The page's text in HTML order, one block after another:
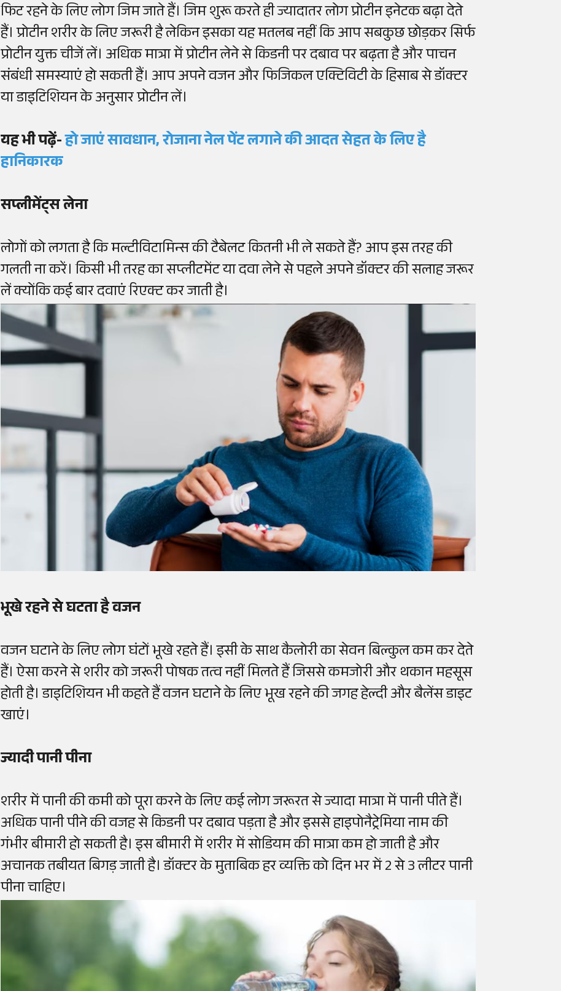
फिट रहने के लिए लोग जिम जाते हैं। जिम शुरू करते ही ज्यादातर लोग प्रोटीन इनेटक बढ़ा देते
हैं। प्रोटीन शरीर के लिए जरूरी है लेकिन इसका यह मतलब नहीं कि आप सबकुछ छोड़कर सिर्फ
प्रोटीन युक्त चीजें लें। अधिक मात्रा में प्रोटीन लेने से किडनी पर दबाव पर बढ़ता है और पाचन
संबंधी समस्याएं हो सकती हैं। आप अपने वजन और फिजिकल एक्टिविटी के हिसाब से डॉक्टर
या डाइटिशियन के अनुसार प्रोटीन लें।
यह भी पढ़ें-हो जाएं सावधान, रोजानानेलपेंटलगाने की आदत सेहतकेलिएहै
हानिकारक
सप्लीमेंट्स लेना
लोगों को लगता है कि मल्टीविटामिन्स की टैबेलट कितनी भी ले सकते हैं? आप इस तरह की
गलती ना करें। किसी भी तरह का सप्लीटमेंट या दवा लेने से पहले अपने डॉक्टर की सलाह जरूर
लें क्योंकि कई बार दवाएं रिएक्ट कर जाती है।
भूखे रहने से घटता है वजन
वजन घटाने के लिए लोग घंटों भूखे रहते हैं। इसी के साथ कैलोरी का सेवन बिल्कुल कम कर देते
हैं। ऐसा करने से शरीर को जरूरी पोषक तत्व नहीं मिलते हैं जिससे कमजोरी और थकान महसूस
होती है। डाइटिशियन भी कहते हैं वजन घटाने के लिए भूख रहने की जगह हेल्दी और बैलेंस डाइट
खाएं।
ज्यादी पानी पीना
शरीर में पानी की कमी को पूरा करने के लिए कई लोग जरूरत से ज्यादा मात्रा में पानी पीते हैं।
अधिक पानी पीने की वजह से किडनी पर दबाव पड़ता है और इससे हाइपोनैट्रेमिया नाम की
गंभीर बीमारी हो सकती है। इस बीमारी में शरीर में सोडियम की मात्रा कम हो जाती है और
अचानक तबीयत बिगड़ जाती है। डॉक्टर के मुताबिक हर व्यक्ति को दिन भर में 2 से 3 लीटर पानी
पीना चाहिए।